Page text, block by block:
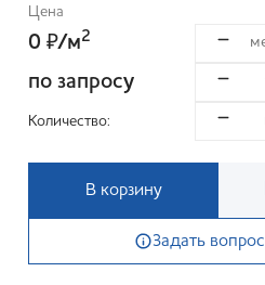
Цена
0 ₽/м2
по запросу
Количество:
В корзину
Задать вопрос